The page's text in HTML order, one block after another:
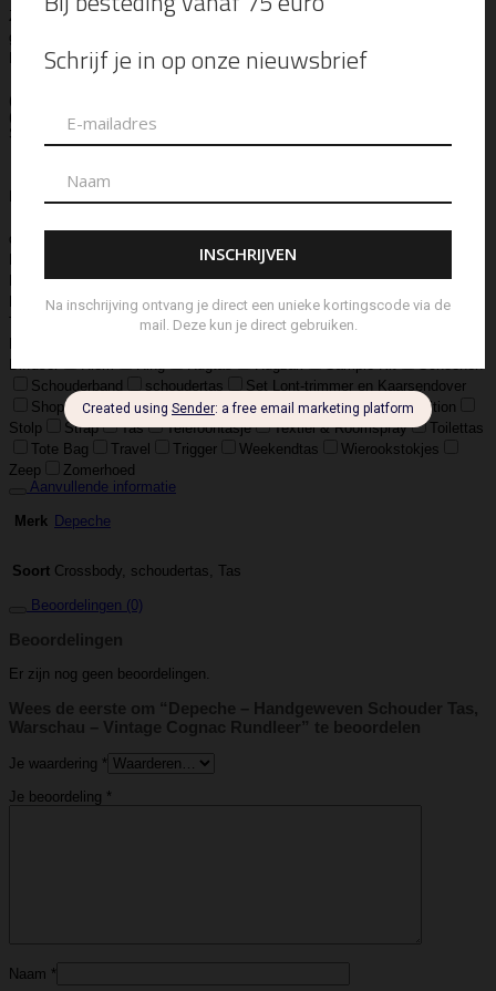
Zilver geoxideerd, Goldfilled
925 sterling zilver, geoxideerd zilver en
goldfilled
Leather
Real Leather Runder Leer Zilver Verguld
Buffelhoorn
(30 micron)
(15 micron)
Soort
Avondtasje
de Parfum
Geurkaart Hand- & Bodylotion
Bodywash
Handschoen Handtas Hanger Heuptas
Hoed
Hoedje
Home-Spray Kaars Ketting Laptop Tas
Make-Up
Tasje
Mini Bag Muts
Navulling ‘Catalytic’ Geurbrander
Diffuser
Riem Ring Rugtas Rugzak Sample Kit
Schoenen
Schouderband
schoudertas
Set Lont-trimmer en Kaarsendover
Shopper
Sjaal Sleuteletui Sleutelhanger
Special Edition
Stolp
Strap Tas Telefoontasje Textiel & Roomspray
Toilettas
Tote Bag
Travel Trigger Weekendtas
Wierookstokjes
Zeep
Zomerhoed
Aanvullende informatie
Merk Depeche
Soort Crossbody, schoudertas, Tas
Beoordelingen (0)
Beoordelingen
Er zijn nog geen beoordelingen.
Wees de eerste om “Depeche – Handgeweven Schouder Tas,
Warschau – Vintage Cognac Rundleer” te beoordelen
Je waardering *
Je beoordeling *
Naam *